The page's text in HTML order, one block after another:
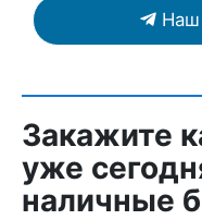
Наш
Закажите
уже
наличные